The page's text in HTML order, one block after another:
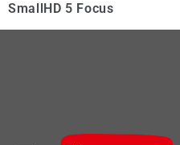
SmallHD 5 Focus